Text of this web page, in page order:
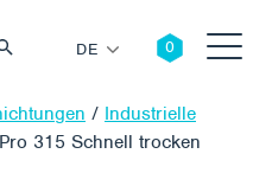
DE
/ Industrielle
315 Schnell trocken